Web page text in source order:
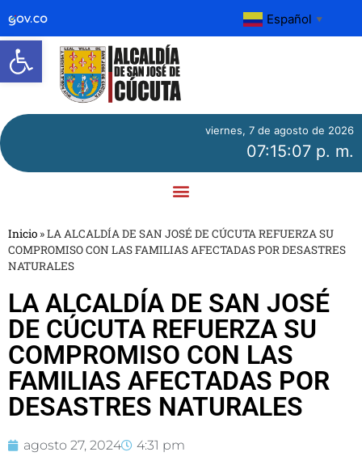
Abrir barra de herramientas
Español ▼
viernes, 7 de agosto de 2026
07:15:07 p. m.
Inicio »LA ALCALDÍA DE SAN JOSÉ DE CÚCUTA REFUERZA SU
COMPROMISO CON LAS FAMILIAS AFECTADAS POR DESASTRES
NATURALES
LA ALCALDÍA DE SAN JOSÉ
DE CÚCUTA REFUERZA SU
COMPROMISO CON LAS
FAMILIAS AFECTADAS POR
DESASTRES NATURALES
agosto 27, 2024 4:31 pm